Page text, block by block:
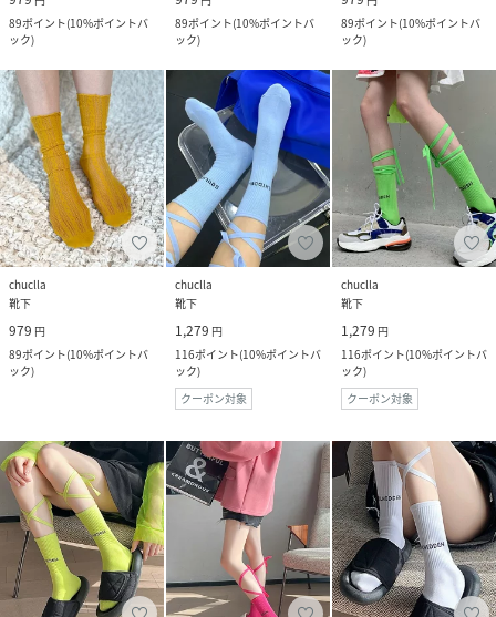
89ポイント(10%ポイントバ
ック)
89ポイント(10%ポイントバ
ック)
89ポイント(10%ポイントバ
ック)
chuclla
靴下
979 円
89ポイント(10%ポイントバ
ック)
chuclla
靴下
1,279 円
116ポイント(10%ポイントバ
ック)
クーポン対象
chuclla
靴下
1,279 円
116ポイント(10%ポイントバ
ック)
クーポン対象